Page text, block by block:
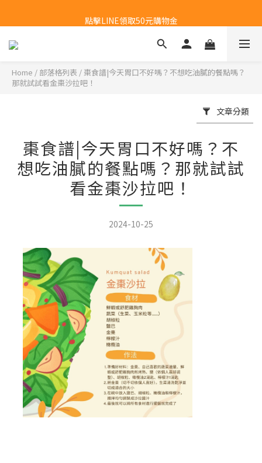
新會員首購福利：超取免運費乙次
Home / 部落格列表 / 棗食譜|今天胃口不好嗎？不想吃油膩的餐點嗎？
那就試試看金棗沙拉吧！
文章分類
棗食譜|今天胃口不好嗎？不
想吃油膩的餐點嗎？那就試試
看金棗沙拉吧！
2024-10-25